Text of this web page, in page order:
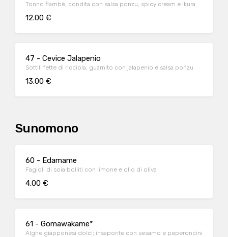
Tonno flambè, condita con salsa ponzu, spicy cream e ikura.
12.00 €
47 - Cevice Jalapenio
Sottili fette di ricciola, guarnito con jalapenio e salsa ponzu
13.00 €
Sunomono
60 - Edamame
Fagioli di soia bolliti con limone e olio di oliva
4.00 €
61 - Gomawakame*
Alghe giapponesi dolci; insaporite con sesamo e peperoncini